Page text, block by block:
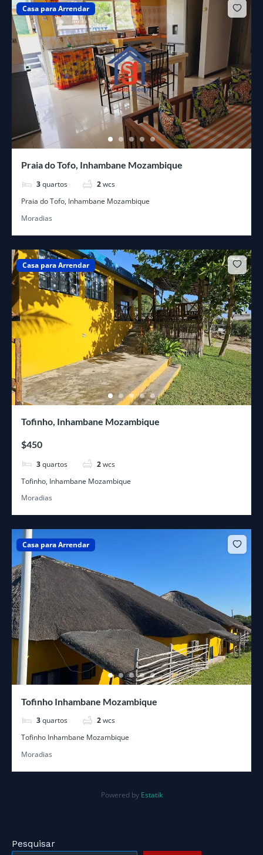
Casa para Arrendar
Praia do Tofo, Inhambane Mozambique
3 quartos 2 wcs
Praia do Tofo, Inhambane Mozambique
Moradias
Casa para Arrendar
Tofinho, Inhambane Mozambique
$450
3 quartos 2 wcs
Tofinho, Inhambane Mozambique
Moradias
Casa para Arrendar
Tofinho Inhambane Mozambique
3 quartos 2 wcs
Tofinho Inhambane Mozambique
Moradias
Powered by Estatik
Pesquisar